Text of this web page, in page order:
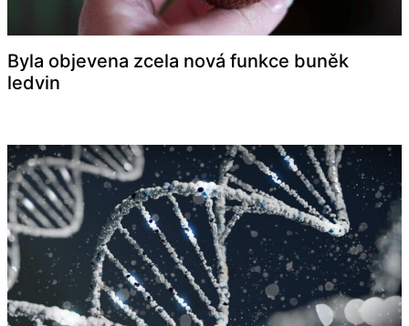
Byla objevena zcela nová funkce buněk
ledvin